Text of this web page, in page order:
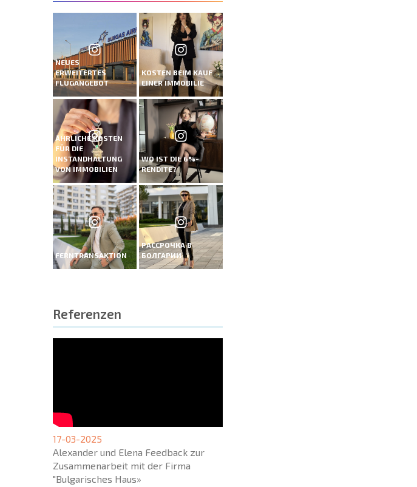
NEUES
ERWEITERTES
FLUGANGEBOT
KOSTEN BEIM KAUF
EINER IMMOBILIE
ÄHRLICHE KOSTEN
FÜR DIE
INSTANDHALTUNG
VON IMMOBILIEN
WO IST DIE 6%-
RENDITE?
FERNTRANSAKTION
РАССРОЧКА В
БОЛГАРИИ
Referenzen
17-03-2025
Alexander und Elena Feedback zur
Zusammenarbeit mit der Firma
"Bulgarisches Haus»